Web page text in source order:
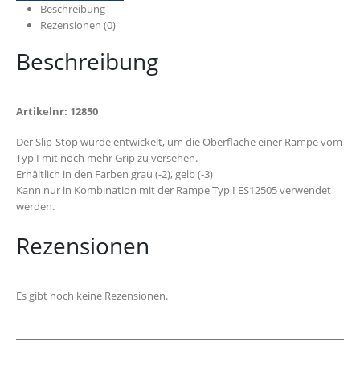
Beschreibung
Rezensionen (0)
Beschreibung
Artikelnr: 12850
Der Slip-Stop wurde entwickelt, um die Oberfläche einer Rampe vom
Typ I mit noch mehr Grip zu versehen.
Erhältlich in den Farben grau (-2), gelb (-3)
Kann nur in Kombination mit der Rampe Typ I ES12505 verwendet
werden.
Rezensionen
Es gibt noch keine Rezensionen.